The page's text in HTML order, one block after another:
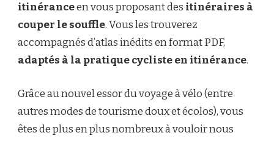
itinéranceen vous proposant des itinéraires à
couper le souffle. Vous les trouverez
accompagnés d’atlas inédits en format PDF,
adaptés à la pratique cycliste en itinérance.
Grâce au nouvel essor du voyage à vélo (entre
autres modes de tourisme doux et écolos), vous
êtes de plus en plus nombreux à vouloir nous